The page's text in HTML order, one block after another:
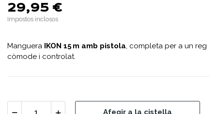
29,95 €
Impostos inclosos
Manguera IKON 15 m amb pistola, completa per a un reg
còmode i controlat.
Afegir a la cistella